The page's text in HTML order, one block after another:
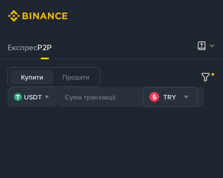
ЕкспресP2P
Купити Продати
USDT TRY